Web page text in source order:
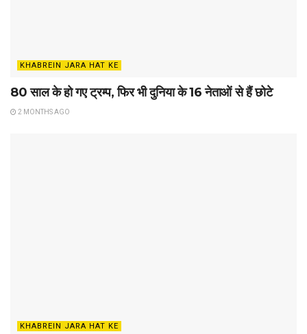
KHABREIN JARA HAT KE
80 साल के हो गए ट्रम्प, फिर भी दुनिया के 16 नेताओं से हैं छोटे
2 MONTHS AGO
KHABREIN JARA HAT KE